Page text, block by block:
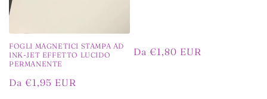
FOGLI MAGNETICI STAMPA AD
INK-JET EFFETTO LUCIDO
PERMANENTE
Prezzo
Da €1,95 EUR
Prezzo
Da €1,80 EUR